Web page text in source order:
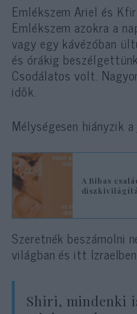
Emlékszem Ariel és
Emlékszem azokra a
vagy egy kávézóban
és órákig
Csodálatos volt.
idők.
Mélységesen hiányzik
A Bibas
Szeretnék beszámolni
világban és itt
Shiri, mindenki